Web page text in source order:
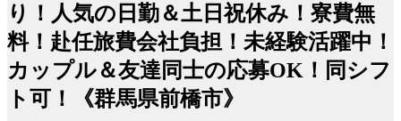
り！人気の日勤＆土日祝休み！寮費無
料！赴任旅費会社負担！未経験活躍中！
カップル＆友達同士の応募OK！同シフ
ト可！《群馬県前橋市》